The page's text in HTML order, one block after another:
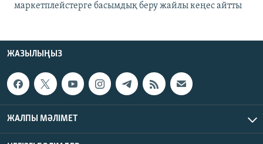
маркетплейстерге басымдық беру жайлы кеңес айтты
ЖАЗЫЛЫҢЫЗ
ЖАЛПЫ МӘЛІМЕТ